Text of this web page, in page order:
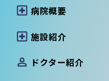
病院概要
施設紹介
ドクター紹介